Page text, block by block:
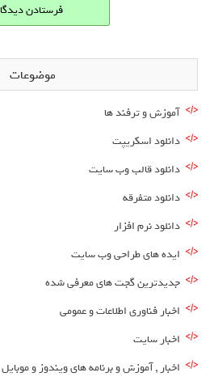
موضوعات
آموزش و ترفند ها
دانلود اسکریپت
دانلود قالب وب سایت
دانلود متفرقه
دانلود نرم افزار
ایده های طراحی وب سایت
جدیدترین گجت های معرفی شده
اخبار فناوری اطلاعات و عمومی
اخبار سایت
اخبار , آموزش و برنامه های ویندوز و موبایل